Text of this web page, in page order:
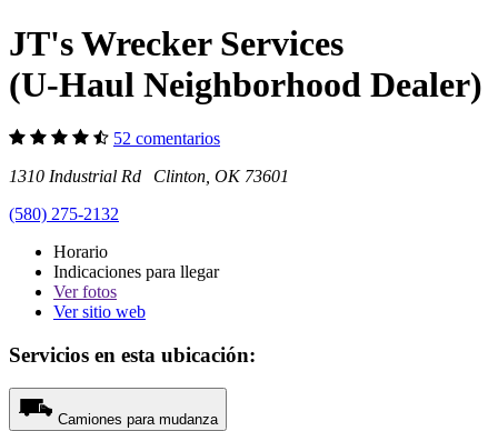
JT's Wrecker Services
(U-Haul Neighborhood Dealer)
52 comentarios
1310 Industrial Rd Clinton, OK 73601
(580) 275-2132
Horario
Indicaciones para llegar
Verfotos
Ver sitio web
Servicios en esta ubicación:
Camiones para mudanza